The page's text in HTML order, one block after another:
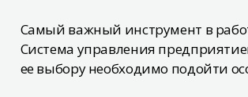
Самый важный инструмент в
Система управления
ее выбору необходимо подойти